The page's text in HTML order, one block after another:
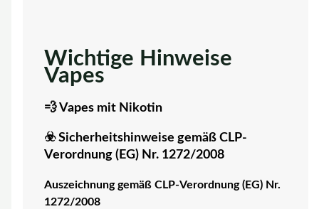
Wichtige Hinweise
Vapes
💨 Vapes mit Nikotin
☣️ Sicherheitshinweise gemäß CLP-
Verordnung (EG) Nr. 1272/2008
Auszeichnung gemäß CLP-Verordnung (EG) Nr.
1272/2008